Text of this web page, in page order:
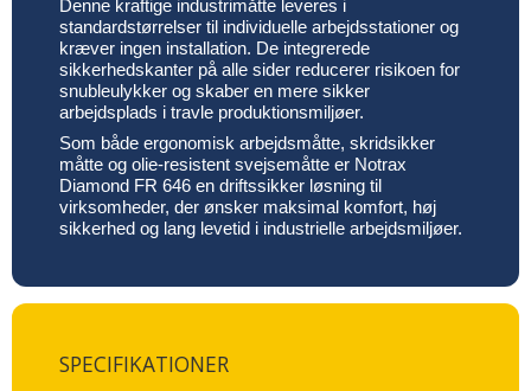
Denne kraftige industrimåtte leveres i
standardstørrelser til individuelle arbejdsstationer og
kræver ingen installation. De integrerede
sikkerhedskanter på alle sider reducerer risikoen for
snubleulykker og skaber en mere sikker
arbejdsplads i travle produktionsmiljøer.
Som både ergonomisk arbejdsmåtte, skridsikker
måtte og olie-resistent svejsemåtte er Notrax
Diamond FR 646 en driftssikker løsning til
virksomheder, der ønsker maksimal komfort, høj
sikkerhed og lang levetid i industrielle arbejdsmiljøer.
SPECIFIKATIONER